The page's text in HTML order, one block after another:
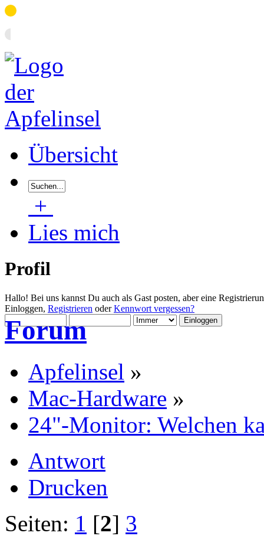
Übersicht
+
Lies mich
Profil
Hallo! Bei uns kannst Du auch als Gast posten, aber eine
Einloggen, Registrieren oderKennwort vergessen?
Forum
Apfelinsel »
Mac-Hardware »
24"-Monitor: Welchen
Antwort
Drucken
Seiten: 1 [2] 3